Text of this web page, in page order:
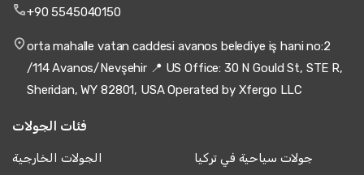
+90 5545040150
orta mahalle vatan caddesi avanos belediye iş hani no:2
/114 Avanos/Nevşehir 📍 US Office: 30 N Gould St, STE R,
Sheridan, WY 82801, USA Operated by Xfergo LLC
فئات الجولات
الجولات الخارجية جولات سياحية في تركيا